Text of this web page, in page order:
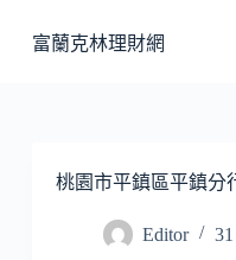
至
富蘭克林理財網
桃園市平鎮區平鎮分
Editor